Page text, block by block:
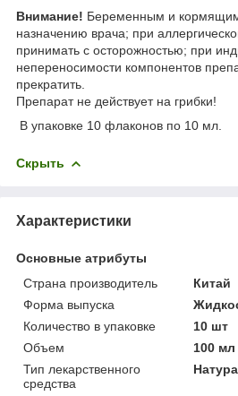
Внимание! Беременным и
назначению врача; при
принимать с осторожностью; при
непереносимости компонентов
прекратить.
Препарат не действует на грибки!
В упаковке 10 флаконов по 10 мл.
Скрыть
Характеристики
Основные атрибуты
Страна производитель
Китай
Форма выпуска
Количество в упаковке
10 шт
Объем
100 мл
Тип лекарственного
средства